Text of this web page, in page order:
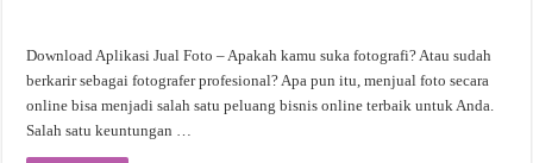
Download Aplikasi Jual Foto – Apakah kamu suka fotografi? Atau sudah
berkarir sebagai fotografer profesional? Apa pun itu, menjual foto secara
online bisa menjadi salah satu peluang bisnis online terbaik untuk Anda.
Salah satu keuntungan …